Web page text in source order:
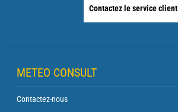
Contactez le service client
METEO CONSULT
Contactez-nous